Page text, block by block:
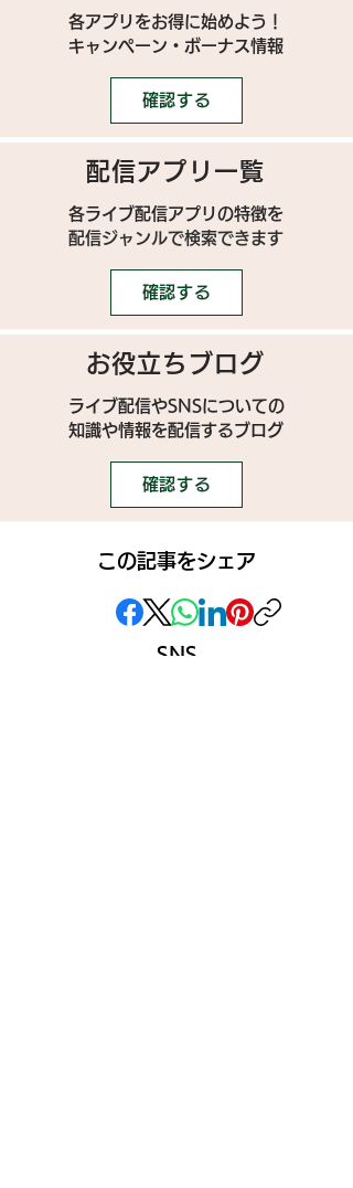
各アプリをお得に始めよう！
キャンペーン・ボーナス情報
確認する
配信アプリ一覧
各ライブ配信アプリの特徴を
配信ジャンルで検索できます
確認する
お役立ちブログ
ライブ配信やSNSについての
​知識や情報を配信するブログ
確認する
この記事をシェア
SNS